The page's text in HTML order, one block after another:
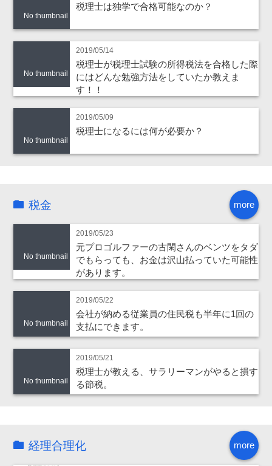
No thumbnail
税理士は独学で合格可能なのか？
No thumbnail
2019/05/14
税理士が税理士試験の所得税法を合格した際
にはどんな勉強方法をしていたか教えま
す！！
No thumbnail
2019/05/09
税理士になるには何が必要か？
more
税金
No thumbnail
2019/05/23
元プロゴルファーの古閑さんのベンツをタダ
でもらっても、お金は沢山払っていた可能性
があります。
No thumbnail
2019/05/22
会社が納める従業員の住民税も半年に1回の
支払にできます。
No thumbnail
2019/05/21
税理士が教える、サラリーマンがやると損す
る節税。
more
経理合理化